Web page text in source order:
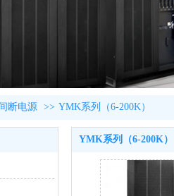
断电源 >> YMK系列（6-200K）
YMK系列（6-200K）